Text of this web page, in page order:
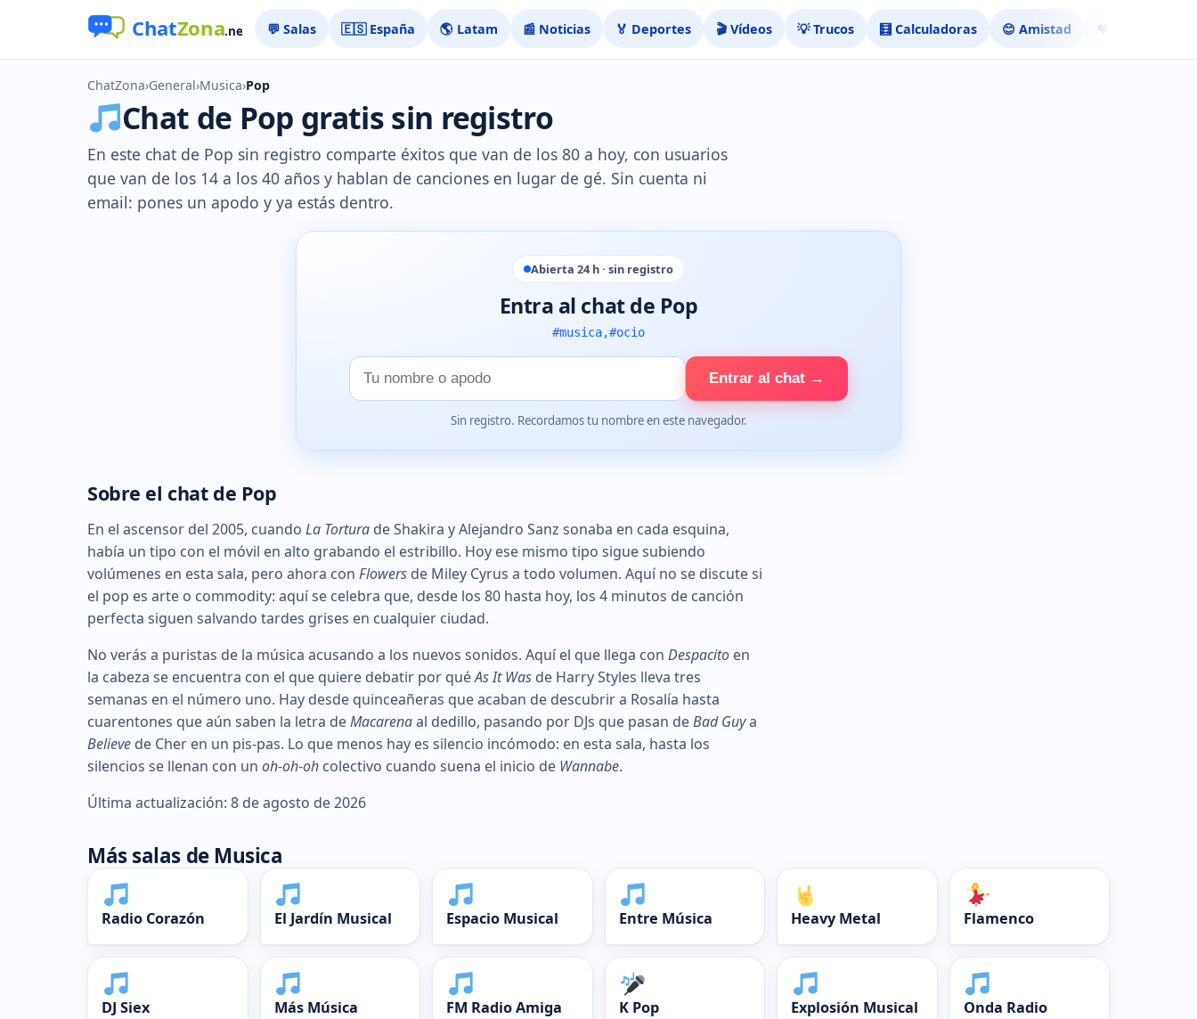
💬 Salas 🇪🇸 España 🌎 Latam 📰 Noticias 🏅 Deportes 🎬 Vídeos 💡 Trucos 🧮 Calculadoras 😊 Amistad ❤️ Ligar
ChatZona›General›Musica›Pop
Chat de Pop gratis sin registro
En este chat de Pop sin registro comparte éxitos que van de los 80 a hoy, con usuarios
que van de los 14 a los 40 años y hablan de canciones en lugar de gé. Sin cuenta ni
email: pones un apodo y ya estás dentro.
Abierta 24 h · sin registro
Entra al chat de Pop
#musica,#ocio
Tu
nombre
Entrar al chat →
Sin registro. Recordamos tu nombre en este navegador.
Sobre el chat de Pop
En el ascensor del 2005, cuando La Tortura de Shakira y Alejandro Sanz sonaba en cada esquina,
había un tipo con el móvil en alto grabando el estribillo. Hoy ese mismo tipo sigue subiendo
volúmenes en esta sala, pero ahora con Flowers de Miley Cyrus a todo volumen. Aquí no se discute si
el pop es arte o commodity: aquí se celebra que, desde los 80 hasta hoy, los 4 minutos de canción
perfecta siguen salvando tardes grises en cualquier ciudad.
No verás a puristas de la música acusando a los nuevos sonidos. Aquí el que llega con Despacito en
la cabeza se encuentra con el que quiere debatir por quéAs It Was de Harry Styles lleva tres
semanas en el número uno. Hay desde quinceañeras que acaban de descubrir a Rosalía hasta
cuarentones que aún saben la letra deMacarenaal dedillo, pasando por DJs que pasan deBad Guya
Believe de Cher en un pis-pas. Lo que menos hay es silencio incómodo: en esta sala, hasta los
silencios se llenan con un oh-oh-oh colectivo cuando suena el inicio de Wannabe.
Última actualización: 8 de agosto de 2026
Más salas de Musica
Radio Corazón El Jardín Musical Espacio Musical Entre Música Heavy Metal Flamenco
DJ Siex Más Música FM Radio Amiga K Pop Explosión Musical Onda Radio